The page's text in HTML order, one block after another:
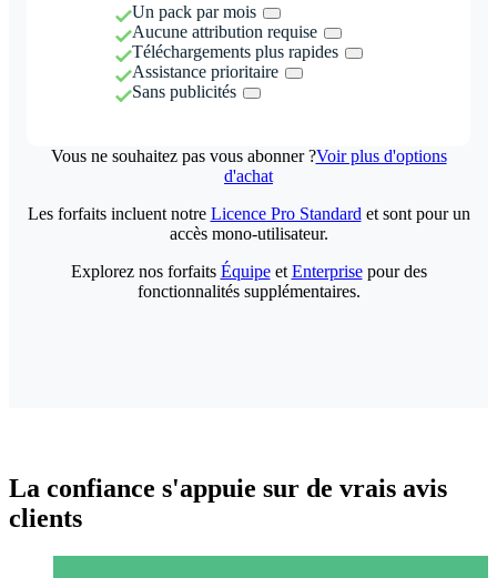
Un pack par mois
Aucune attribution requise
Téléchargements plus rapides
Assistance prioritaire
Sans publicités
Vous ne souhaitez pas vous abonner ?Voir plus d'options
d'achat
Les forfaits incluent notre Licence Pro Standard et sont pour un
accès mono-utilisateur.
Explorez nos forfaits Équipeet Enterprisepour des
fonctionnalités supplémentaires.
La confiance s'appuie sur de vrais avis
clients